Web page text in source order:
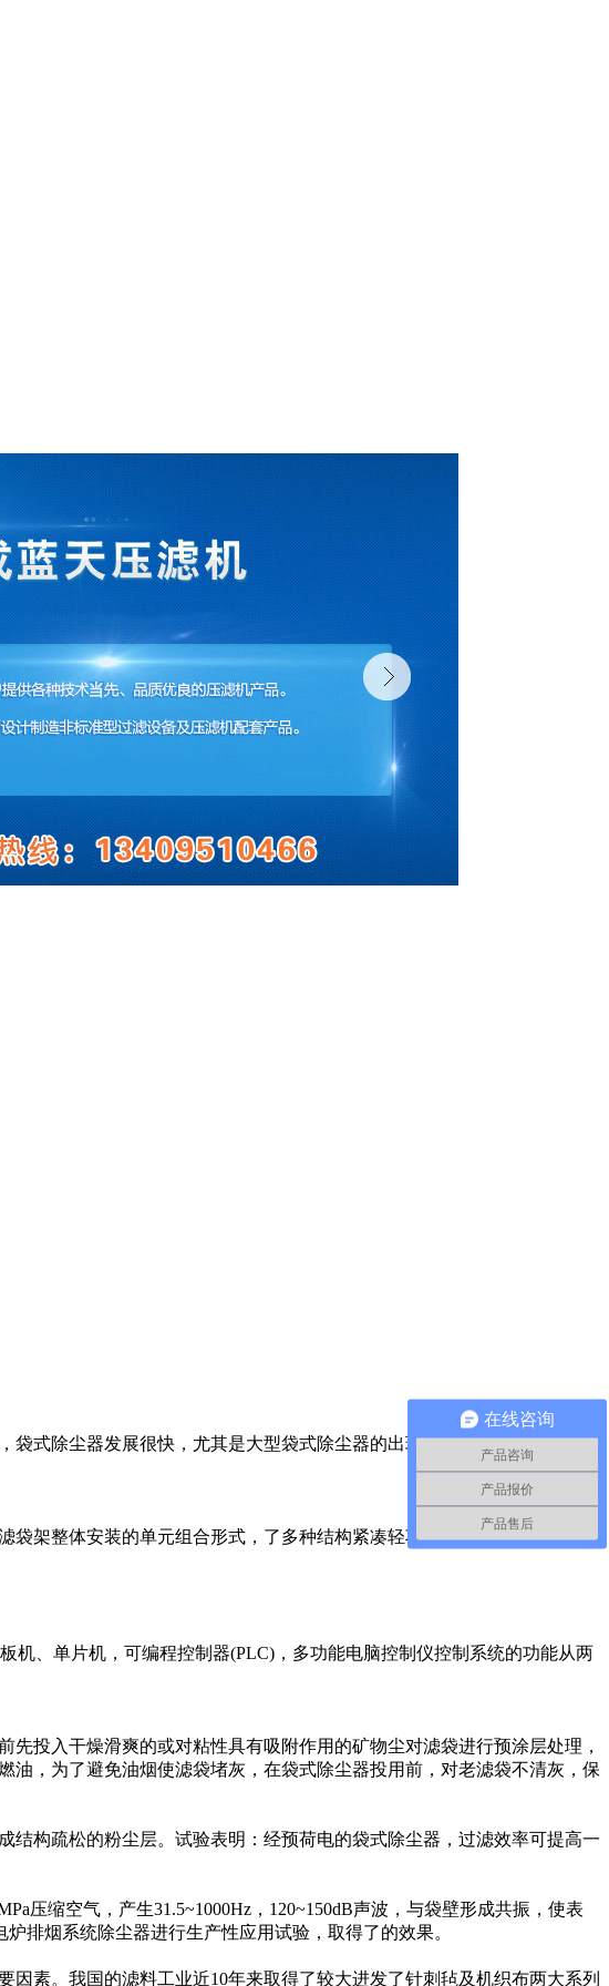
式除尘器发展很快，尤其是大型袋式除尘器的出现，新的滤料和新的脉冲
架整体安装的单元组合形式，了多种结构紧凑轻巧的袋式除尘技术。
机、单片机，可编程控制器(PLC)，多功能电脑控制仪控制系统的功能从两
投入干燥滑爽的或对粘性具有吸附作用的矿物尘对滤袋进行预涂层处理，
，为了避免油烟使滤袋堵灰，在袋式除尘器投用前，对老滤袋不清灰，保
构疏松的粉尘层。试验表明：经预荷电的袋式除尘器，过滤效率可提高一
压缩空气，产生31.5~1000Hz，120~150dB声波，与袋壁形成共振，使表
排烟系统除尘器进行生产性应用试验，取得了的效果。
素。我国的滤料工业近10年来取得了较大进发了针刺毡及机织布两大系列
在线咨询
产品咨询
产品报价
产品售后